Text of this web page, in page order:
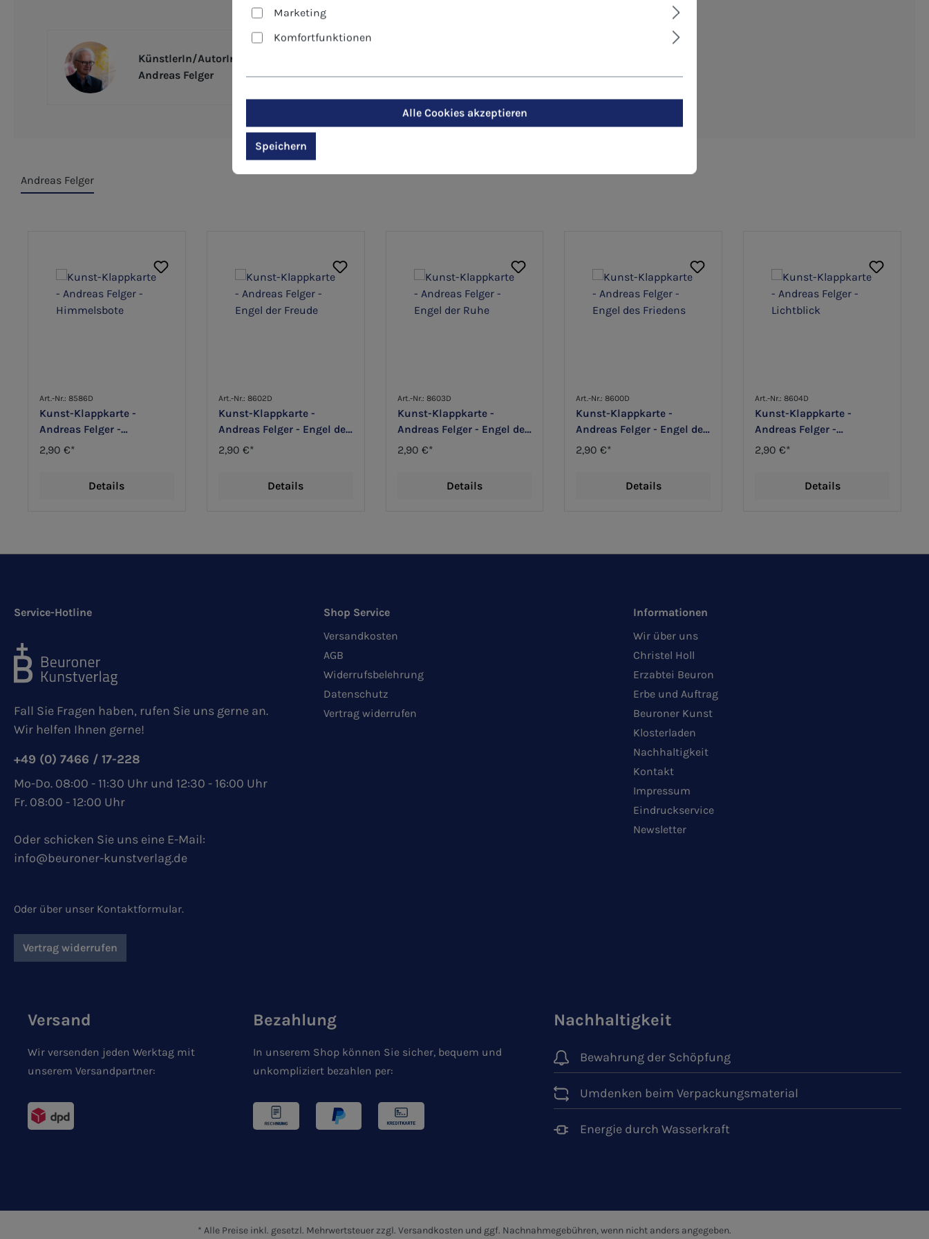
KünstlerIn/AutorIn
Andreas Felger
Andreas Felger
Art.-Nr.: 8586D
Kunst-Klappkarte -
Andreas Felger -
Himmelsbote
2,90 €*
Details
Art.-Nr.: 8602D
Kunst-Klappkarte -
Andreas Felger - Engel der
Freude
2,90 €*
Details
Art.-Nr.: 8603D
Kunst-Klappkarte -
Andreas Felger - Engel der
Ruhe
2,90 €*
Details
Art.-Nr.: 8600D
Kunst-Klappkarte -
Andreas Felger - Engel des
Friedens
2,90 €*
Details
Art.-Nr.: 8604D
Kunst-Klappkarte -
Andreas Felger -
Lichtblick
2,90 €*
Details
Service-Hotline
Fall Sie Fragen haben, rufen Sie uns gerne an.
Wir helfen Ihnen gerne!
+49 (0) 7466 / 17-228
Mo-Do. 08:00 - 11:30 Uhr und 12:30 - 16:00 Uhr
Fr. 08:00 - 12:00 Uhr
Oder schicken Sie uns eine E-Mail:
info@beuroner-kunstverlag.de
Oder über unser Kontaktformular.
Vertrag widerrufen
Shop Service
Versandkosten
AGB
Widerrufsbelehrung
Datenschutz
Vertrag widerrufen
Informationen
Wir über uns
Christel Holl
Erzabtei Beuron
Erbe und Auftrag
Beuroner Kunst
Klosterladen
Nachhaltigkeit
Kontakt
Impressum
Eindruckservice
Newsletter
Versand
Wir versenden jeden Werktag mit
unserem Versandpartner:
Bezahlung
In unserem Shop können Sie sicher, bequem und
unkompliziert bezahlen per:
Nachhaltigkeit
Bewahrung der Schöpfung
Umdenken beim Verpackungsmaterial
Energie durch Wasserkraft
* Alle Preise inkl. gesetzl. Mehrwertsteuer zzgl. Versandkosten und ggf. Nachnahmegebühren, wenn nicht anders angegeben.
Marketing
Komfortfunktionen
Alle Cookies akzeptieren
Speichern